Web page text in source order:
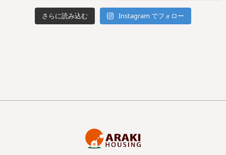
さらに読み込む Instagram でフォロー